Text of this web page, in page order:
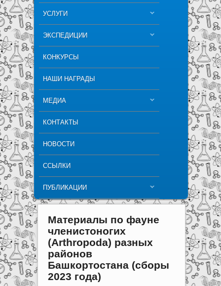
УСЛУГИ
ЭКСПЕДИЦИИ
КОНКУРСЫ
НАШИ НАГРАДЫ
МЕДИА
КОНТАКТЫ
НОВОСТИ
ССЫЛКИ
ПУБЛИКАЦИИ
Материалы по фауне
членистоногих
(Arthropoda) разных
районов
Башкортостана (сборы
2023 года)